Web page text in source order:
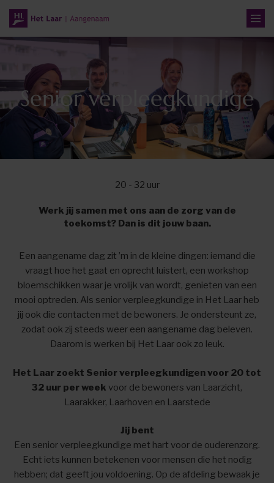
Senior verpleegkundige
20 - 32 uur
Werk jij samen met ons aan de zorg van de
toekomst? Dan is dit jouw baan.
Een aangename dag zit ’m in de kleine dingen: iemand die
vraagt hoe het gaat en oprecht luistert, een workshop
bloemschikken waar je vrolijk van wordt, genieten van een
mooi optreden. Als senior verpleegkundige in Het Laar heb
jij ook die contacten met de bewoners. Je ondersteunt ze,
zodat ook zij steeds weer een aangename dag beleven.
Daarom is werken bij Het Laar ook zo leuk.
Het Laar zoekt Senior verpleegkundigen voor 20 tot
32 uur per week voor de bewoners van Laarzicht,
Laarakker, Laarhoven en Laarstede
Jij bent
Een senior verpleegkundige met hart voor de ouderenzorg.
Echt iets kunnen betekenen voor mensen die het nodig
hebben; dat geeft jou voldoening. Op de afdeling bewaak je